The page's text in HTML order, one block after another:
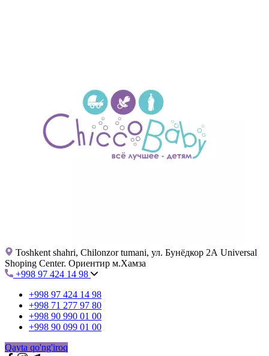
Toshkent shahri, Chilonzor tumani, ул. Бунёдкор 2А Universal
Shoping Center. Ориентир м.Хамза
+998 97 424 14 98
+998 97 424 14 98
+998 71 277 97 80
+998 90 990 01 00
+998 90 099 01 00
Qayta qo'ng'iroq